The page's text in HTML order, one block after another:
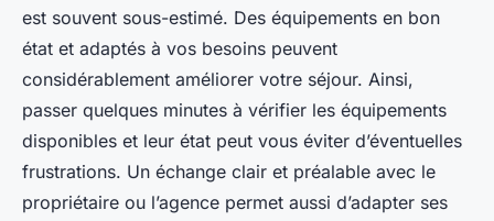
est souvent sous-estimé. Des équipements en bon
état et adaptés à vos besoins peuvent
considérablement améliorer votre séjour. Ainsi,
passer quelques minutes à vérifier les équipements
disponibles et leur état peut vous éviter d’éventuelles
frustrations. Un échange clair et préalable avec le
propriétaire ou l’agence permet aussi d’adapter ses